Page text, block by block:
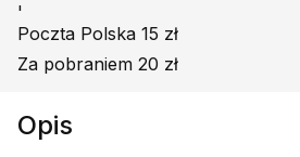
'
Poczta Polska 15 zł
Za pobraniem 20 zł
Opis